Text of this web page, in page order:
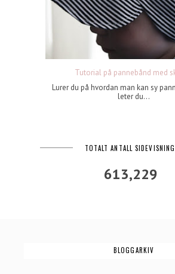
Tutorial på pannebånd med
Lurer du på hvordan man kan sy
leter du...
TOTALT ANTALL
613,229
BLOGGARKIV